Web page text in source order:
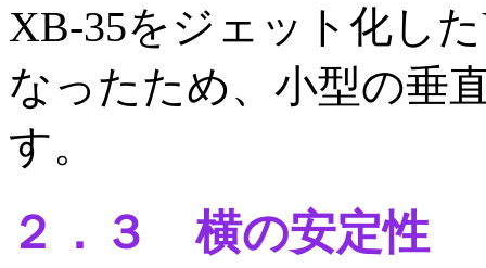
XB-35をジェット化し
なったため、小型の垂
す。
２．３ 横の安定性